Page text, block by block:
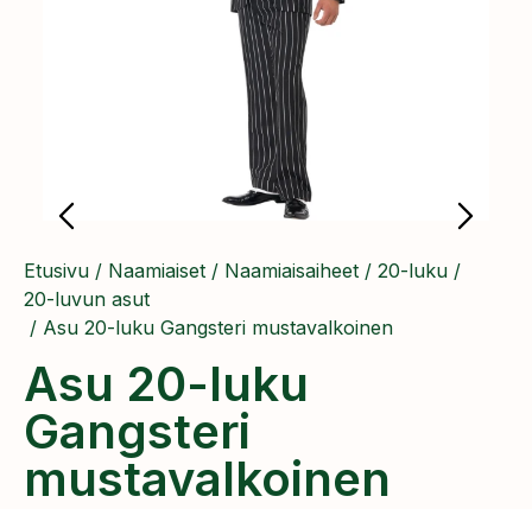
Etusivu / Naamiaiset / Naamiaisaiheet / 20-luku /
20-luvun asut
/ Asu 20-luku Gangsteri mustavalkoinen
Asu 20-luku
Gangsteri
mustavalkoinen